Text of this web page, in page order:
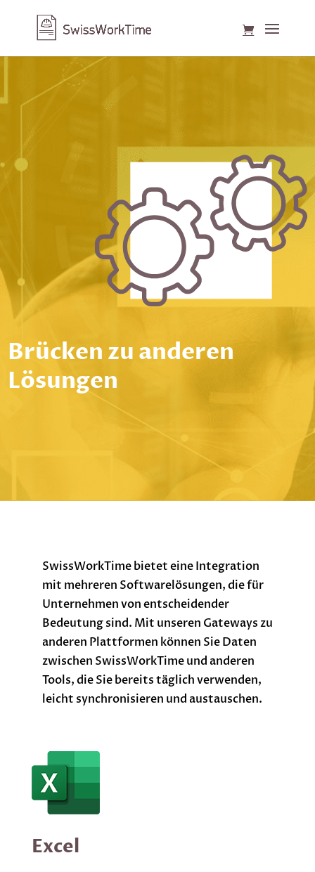
Brücken zu anderen
Lösungen
SwissWorkTime bietet eine Integration
mit mehreren Softwarelösungen, die für
Unternehmen von entscheidender
Bedeutung sind. Mit unseren Gateways zu
anderen Plattformen können Sie Daten
zwischen SwissWorkTime und anderen
Tools, die Sie bereits täglich verwenden,
leicht synchronisieren und austauschen.
Excel